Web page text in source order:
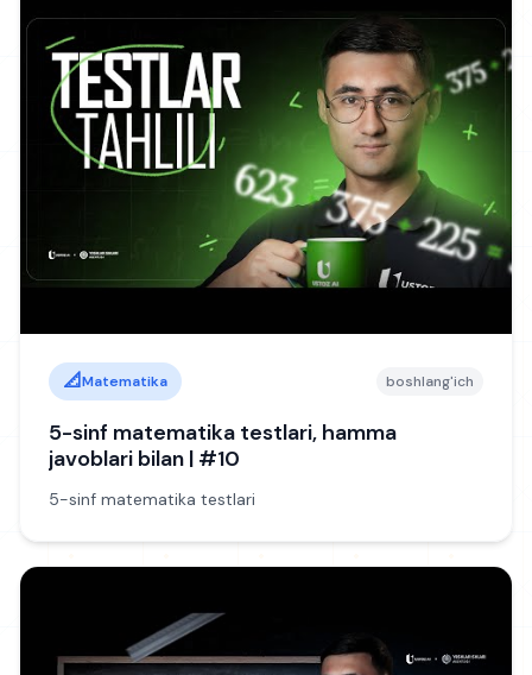
📐Matematika boshlang'ich
5-sinf matematika testlari, hamma
javoblari bilan | #10
5-sinf matematika testlari